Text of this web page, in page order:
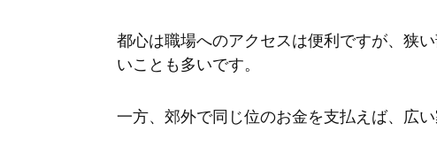
都心は職場へのアクセスは便利ですが、狭
いことも多いです。
一方、郊外で同じ位のお金を支払えば、広